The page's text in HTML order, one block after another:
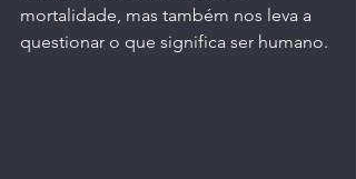
mortalidade, mas também nos leva a
questionar o que significa ser humano.